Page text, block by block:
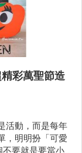
彩萬聖節造
活動，而是每年
，明明扮「可愛
要就是要當小